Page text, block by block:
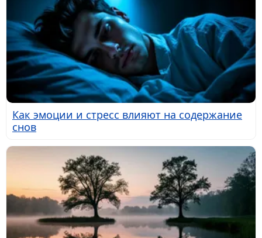
Как эмоции и стресс влияют на содержание
снов